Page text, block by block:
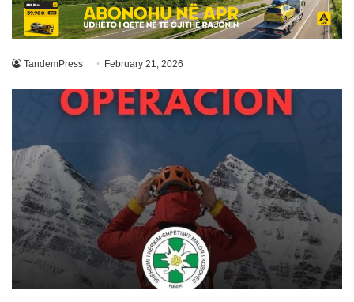
TandemPress February 21, 2026